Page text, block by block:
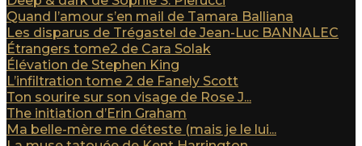
Quand l’amour s’en mail de Tamara Balliana
Les disparus de Trégastel de Jean-Luc BANNALEC
Étrangers tome2 de Cara Solak
Élévation de Stephen King
L’infiltration tome 2 de Fanely Scott
Ton sourire sur son visage de Rose J...
The initiation d’Erin Graham
Ma belle-mère me déteste (mais je le lui...